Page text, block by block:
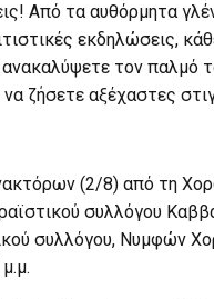
Από τα αυθόρμητα
εκδηλώσεις,
τον παλμό
ζήσετε αξέχαστες
(2/8) από τη
συλλόγου
συλλόγου, Νυμφών